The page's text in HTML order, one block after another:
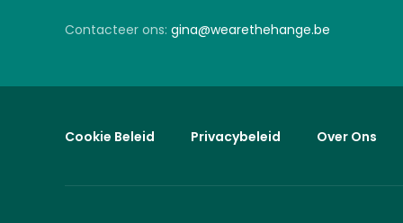
Contacteer ons: gina@wearethehange.be
Cookie Beleid Privacybeleid Over Ons